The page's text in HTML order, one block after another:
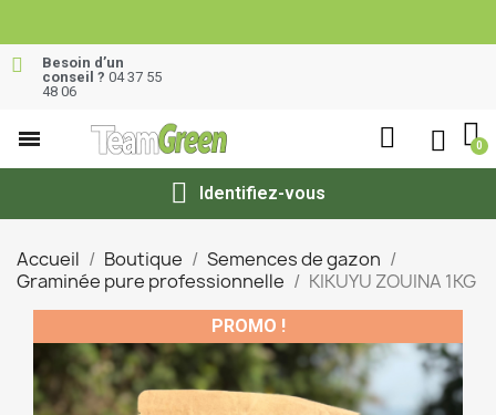
Besoin d’un
conseil ? 04 37 55
48 06
Identifiez-vous
Accueil Boutique
Semences de gazon
Graminée pure professionnelle
KIKUYU ZOUINA 1KG
PROMO !